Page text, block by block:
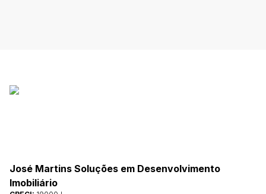
José Martins Soluções em Desenvolvimento
Imobiliário